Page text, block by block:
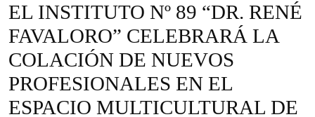
EL INSTITUTO Nº 89 “DR. RENÉ
FAVALORO” CELEBRARÁ LA
COLACIÓN DE NUEVOS
PROFESIONALES EN EL
ESPACIO MULTICULTURAL DE